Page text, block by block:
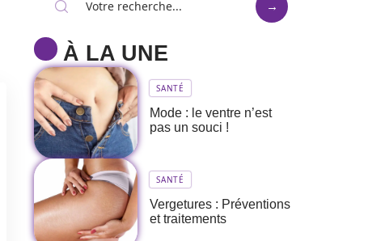
À LA UNE
SANTÉ
Mode : le ventre n’est
pas un souci !
SANTÉ
Vergetures : Préventions
et traitements